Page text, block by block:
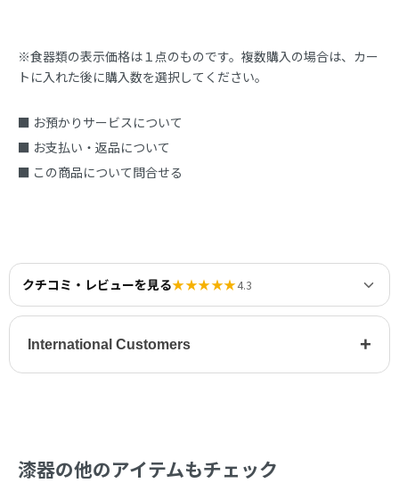
※食器類の表示価格は１点のものです。複数購入の場合は、カー
トに入れた後に購入数を選択してください。
■ お預かりサービスについて
■ お支払い・返品について
■ この商品について問合せる
クチコミ・レビューを見る★★★★★4.3
International Customers +
漆器の他のアイテムもチェック